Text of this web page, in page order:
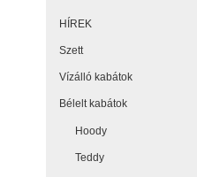
HÍREK
Szett
Vízálló kabátok
Bélelt kabátok
Hoody
Teddy